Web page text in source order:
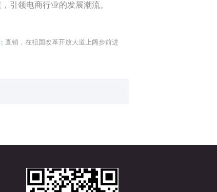
引领电商行业的发展潮流。
直销，在祖国改革开放大道上阔步前进